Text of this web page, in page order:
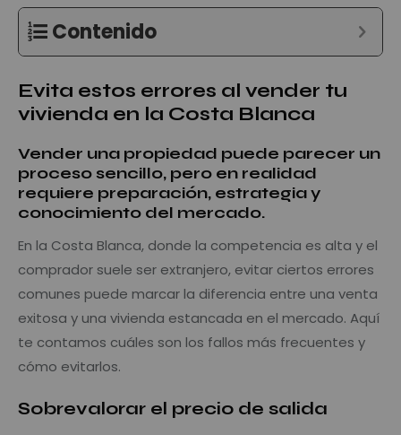
Contenido
Evita estos errores al vender tu
vivienda en la Costa Blanca
Vender una propiedad puede parecer un
proceso sencillo, pero en realidad
requiere preparación, estrategia y
conocimiento del mercado.
En la Costa Blanca, donde la competencia es alta y el
comprador suele ser extranjero, evitar ciertos errores
comunes puede marcar la diferencia entre una venta
exitosa y una vivienda estancada en el mercado. Aquí
te contamos cuáles son los fallos más frecuentes y
cómo evitarlos.
Sobrevalorar el precio de salida